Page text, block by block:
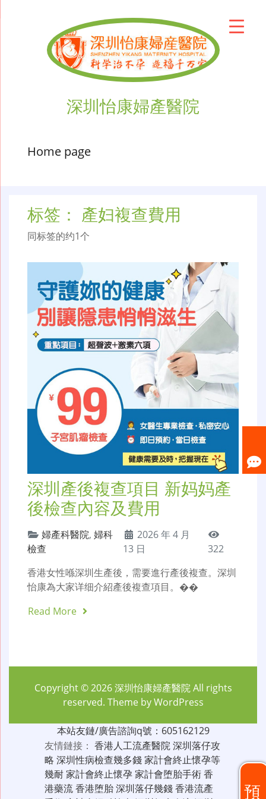
深圳怡康婦產醫院
Home page
标签： 產妇複查費用
同标签的约1个
深圳產後複查項目 新妈妈產
後檢查內容及費用
婦產科醫院, 婦科
檢查
2026 年 4 月
13 日
322
香港女性喺深圳生產後，需要進行產後複查。深圳
怡康為大家详细介紹產後複查項目。��
Read More
預
Copyright © 2026深圳怡康婦產醫院All rights
reserved. Theme byWordPress
本站友鏈/廣告諮詢q號：605162129
友情鏈接： 香港人工流產醫院深圳落仔攻
略 深圳性病檢查幾多錢家計會終止懷孕等
幾耐家計會終止懷孕家計會堕胎手術香
港藥流香港堕胎深圳落仔幾錢香港流產